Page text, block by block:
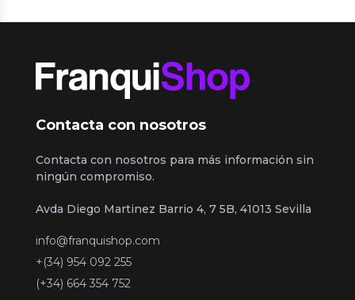
Contacta con nosotros
Contacta con nosotros para más información sin
ningún compromiso.
Avda Diego Martinez Barrio 4, 7 5B, 41013 Sevilla
info@franquishop.com
+(34) 954 092 255
(+34) 664 354 752